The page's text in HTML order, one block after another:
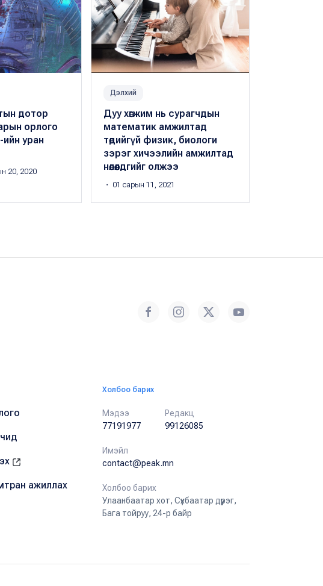
дотор
орлого
уран
20, 2020
Дэлхий
Дуу хөгжим нь сурагчдын
математик амжилтад
төдийгүй физик, биологи
зэрэг хичээлийн амжилтад
нөлөөлдгийг олжээ
・ 01 сарын 11, 2021
ажиллах
Холбоо барих
Мэдээ
77191977
Редакц
99126085
Имэйл
contact@peak.mn
Холбоо барих
Улаанбаатар хот, Сүхбаатар дүүрэг,
Бага тойруу, 24-р байр